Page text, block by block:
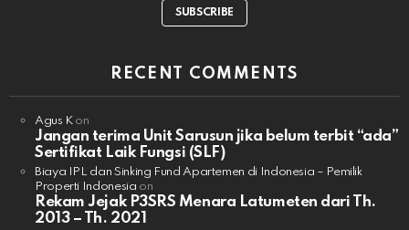
SUBSCRIBE
RECENT COMMENTS
Agus Kon
Jangan terima Unit Sarusun jika belum terbit “ada”
Sertifikat Laik Fungsi (SLF)
Biaya IPL dan Sinking Fund Apartemen di Indonesia – Pemilik
Properti Indonesia on
Rekam Jejak P3SRS Menara Latumeten dari Th.
2013 – Th. 2021